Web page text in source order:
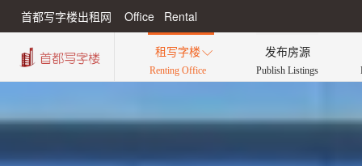
首都写字楼出租网 Office Rental
租写字楼
Renting Office
 发布房源
Publish Listings